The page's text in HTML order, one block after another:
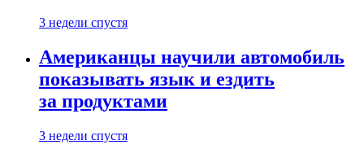
3 недели спустя
Американцы научили автомобиль
показывать язык и ездить
за продуктами
3 недели спустя